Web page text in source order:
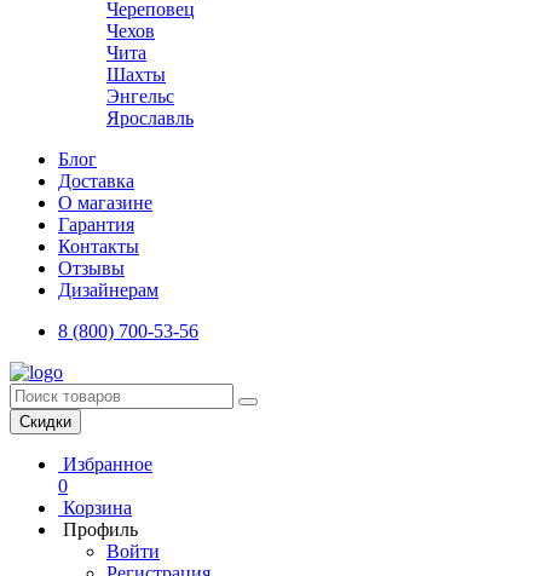
Череповец
Чехов
Чита
Шахты
Энгельс
Ярославль
Блог
Доставка
О магазине
Гарантия
Контакты
Отзывы
Дизайнерам
8 (800) 700-53-56
Скидки
Избранное
0
Корзина
Профиль
Войти